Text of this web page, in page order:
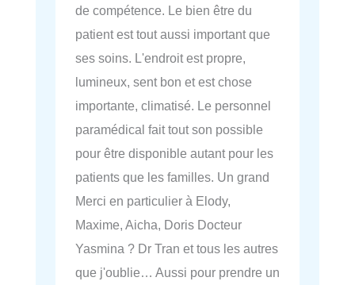
de compétence. Le bien être du
patient est tout aussi important que
ses soins. L'endroit est propre,
lumineux, sent bon et est chose
importante, climatisé. Le personnel
paramédical fait tout son possible
pour être disponible autant pour les
patients que les familles. Un grand
Merci en particulier à Elody,
Maxime, Aicha, Doris Docteur
Yasmina ? Dr Tran et tous les autres
que j'oublie… Aussi pour prendre un